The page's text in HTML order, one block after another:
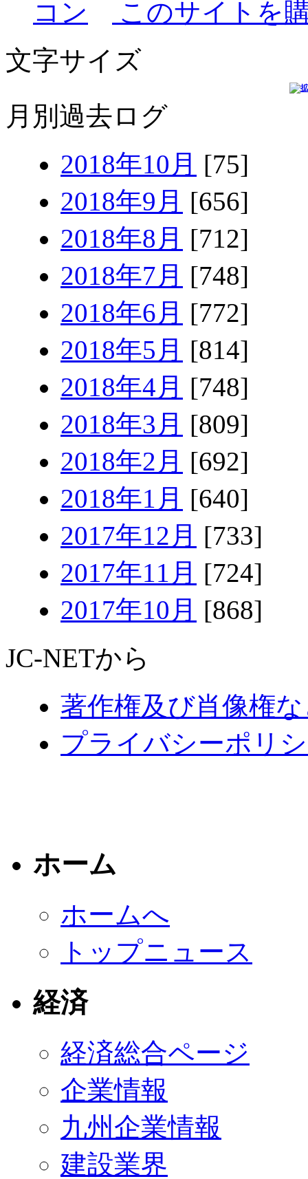
このサイトを
文字サイズ
月別過去ログ
2018年10月 [75]
2018年9月 [656]
2018年8月 [712]
2018年7月 [748]
2018年6月 [772]
2018年5月 [814]
2018年4月 [748]
2018年3月 [809]
2018年2月 [692]
2018年1月 [640]
2017年12月 [733]
2017年11月 [724]
2017年10月 [868]
JC-NETから
著作権及び肖像権
プライバシーポリ
ホーム
ホームへ
トップニュース
経済
経済総合ページ
企業情報
九州企業情報
建設業界